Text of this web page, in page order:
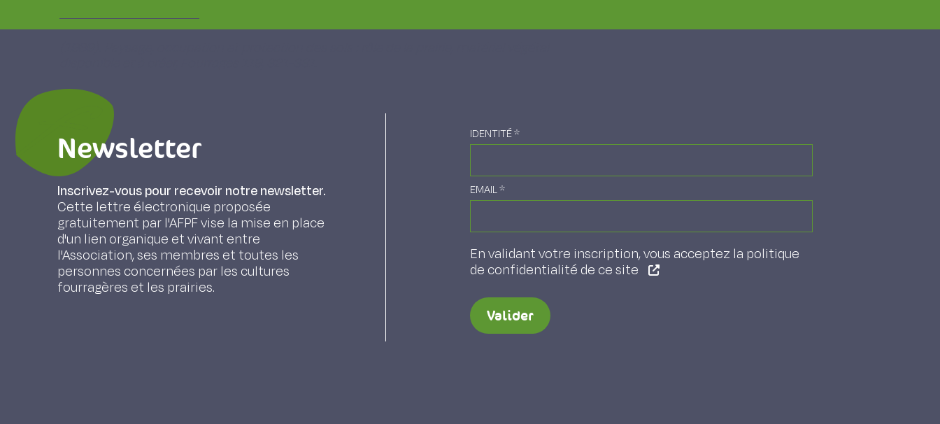
Newsletter
Inscrivez-vous pour recevoir notre newsletter.
Cette lettre électronique proposée
gratuitement par l'AFPF vise la mise en place
d'un lien organique et vivant entre
l'Association, ses membres et toutes les
personnes concernées par les cultures
fourragères et les prairies.
IDENTITÉ*
EMAIL*
En validant votre inscription, vous acceptez la politique
de confidentialité de ce site
Valider